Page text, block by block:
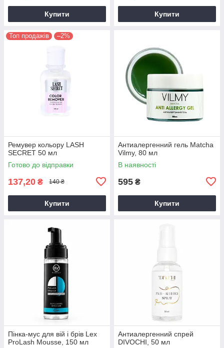
Купити Купити
Топ продажів –2%
Ремувер кольору LASH
SECRET 50 мл
Готово до відправки
137,20 ₴ 140 ₴
Купити
Антиалергенний гель Matcha
Vilmy, 80 мл
В наявності
595 ₴
Купити
Пінка-мус для вій і брів Lex
ProLash Mousse, 150 мл
Антиалергенний спрей
DIVOCHI, 50 мл